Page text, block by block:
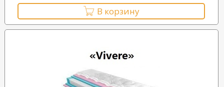
В корзину